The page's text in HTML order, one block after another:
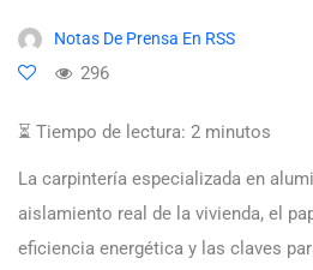
Notas De Prensa En RSS
296
⏳ Tiempo de lectura: 2 minutos
La carpintería especializada en
aislamiento real de la vivienda, el
eficiencia energética y las claves